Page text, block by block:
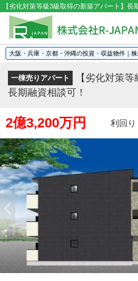
大阪・兵庫・京都・沖縄の投資・収益物件｜
一棟売りアパート
【劣化対策
長期融資相談可！
2億3,200万円 利回り